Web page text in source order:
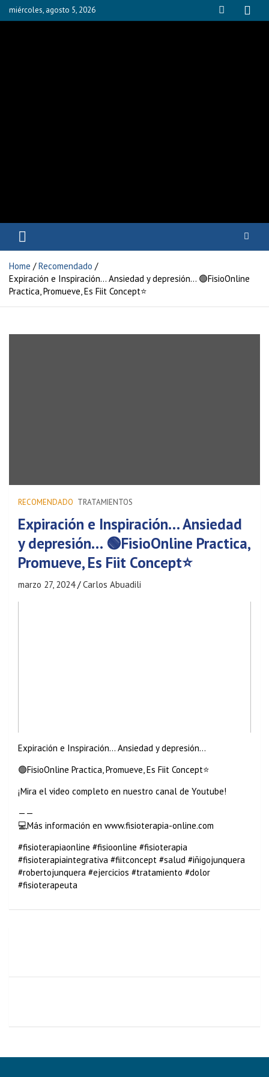
miércoles, agosto 5, 2026
Home
Recomendado
Expiración e Inspiración… Ansiedad y depresión… 🟢FisioOnline
Practica, Promueve, Es Fiit Concept⭐
RECOMENDADO TRATAMIENTOS
Expiración e Inspiración… Ansiedad
y depresión… 🟢FisioOnline Practica,
Promueve, Es Fiit Concept⭐
marzo 27, 2024 Carlos Abuadili
Expiración e Inspiración… Ansiedad y depresión…
🟢FisioOnline Practica, Promueve, Es Fiit Concept⭐
¡Mira el video completo en nuestro canal de Youtube!
——
💻Más información en www.fisioterapia-online.com
#fisioterapiaonline #fisioonline #fisioterapia
#fisioterapiaintegrativa #fiitconcept #salud #iñigojunquera
#robertojunquera #ejercicios #tratamiento #dolor
#fisioterapeuta